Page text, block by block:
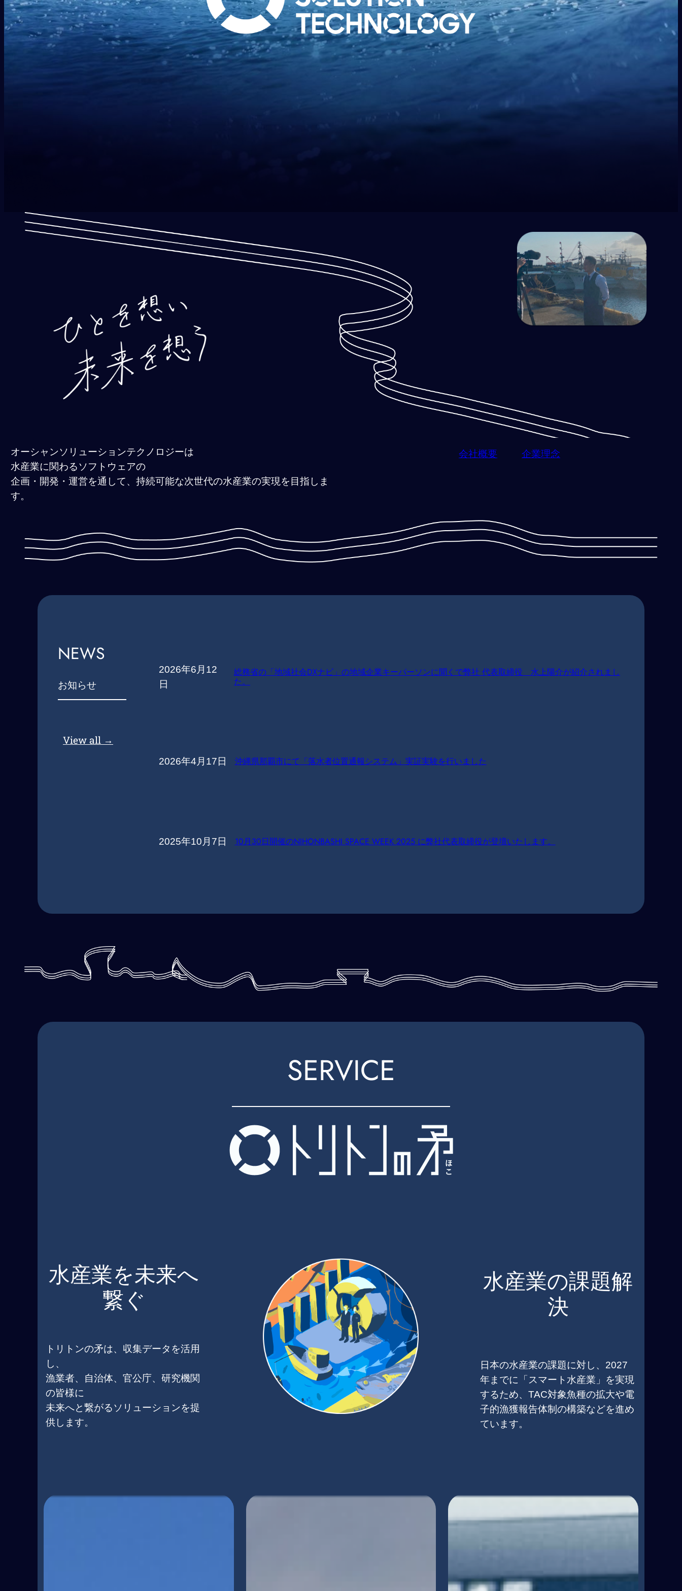
オーシャンソリューションテクノロジーは
水産業に関わるソフトウェアの
企画・開発・運営を通して、持続可能な次世代の水産業の実現を目指しま
す。
会社概要 企業理念
NEWS
お知らせ
View all →
2026年6月12
日
総務省の「地域社会DXナビ」の地域企業キーパーソンに聞くで弊社 代表取締役 水上陽介が紹介されまし
た。
2026年4月17日 沖縄県那覇市にて「落水者位置通報システム」実証実験を行いました
2025年10月7日 10月30日開催のNIHONBASHI SPACE WEEK 2025 に弊社代表取締役が登壇いたします。
SERVICE
水産業を未来へ
繋ぐ
トリトンの矛は、収集データを活用
し、
漁業者、自治体、官公庁、研究機関
の皆様に
未来へと繋がるソリューションを提
供します。
水産業の課題解
決
日本の水産業の課題に対し、2027
年までに「スマート水産業」を実現
するため、TAC対象魚種の拡大や電
子的漁獲報告体制の構築などを進め
ています。